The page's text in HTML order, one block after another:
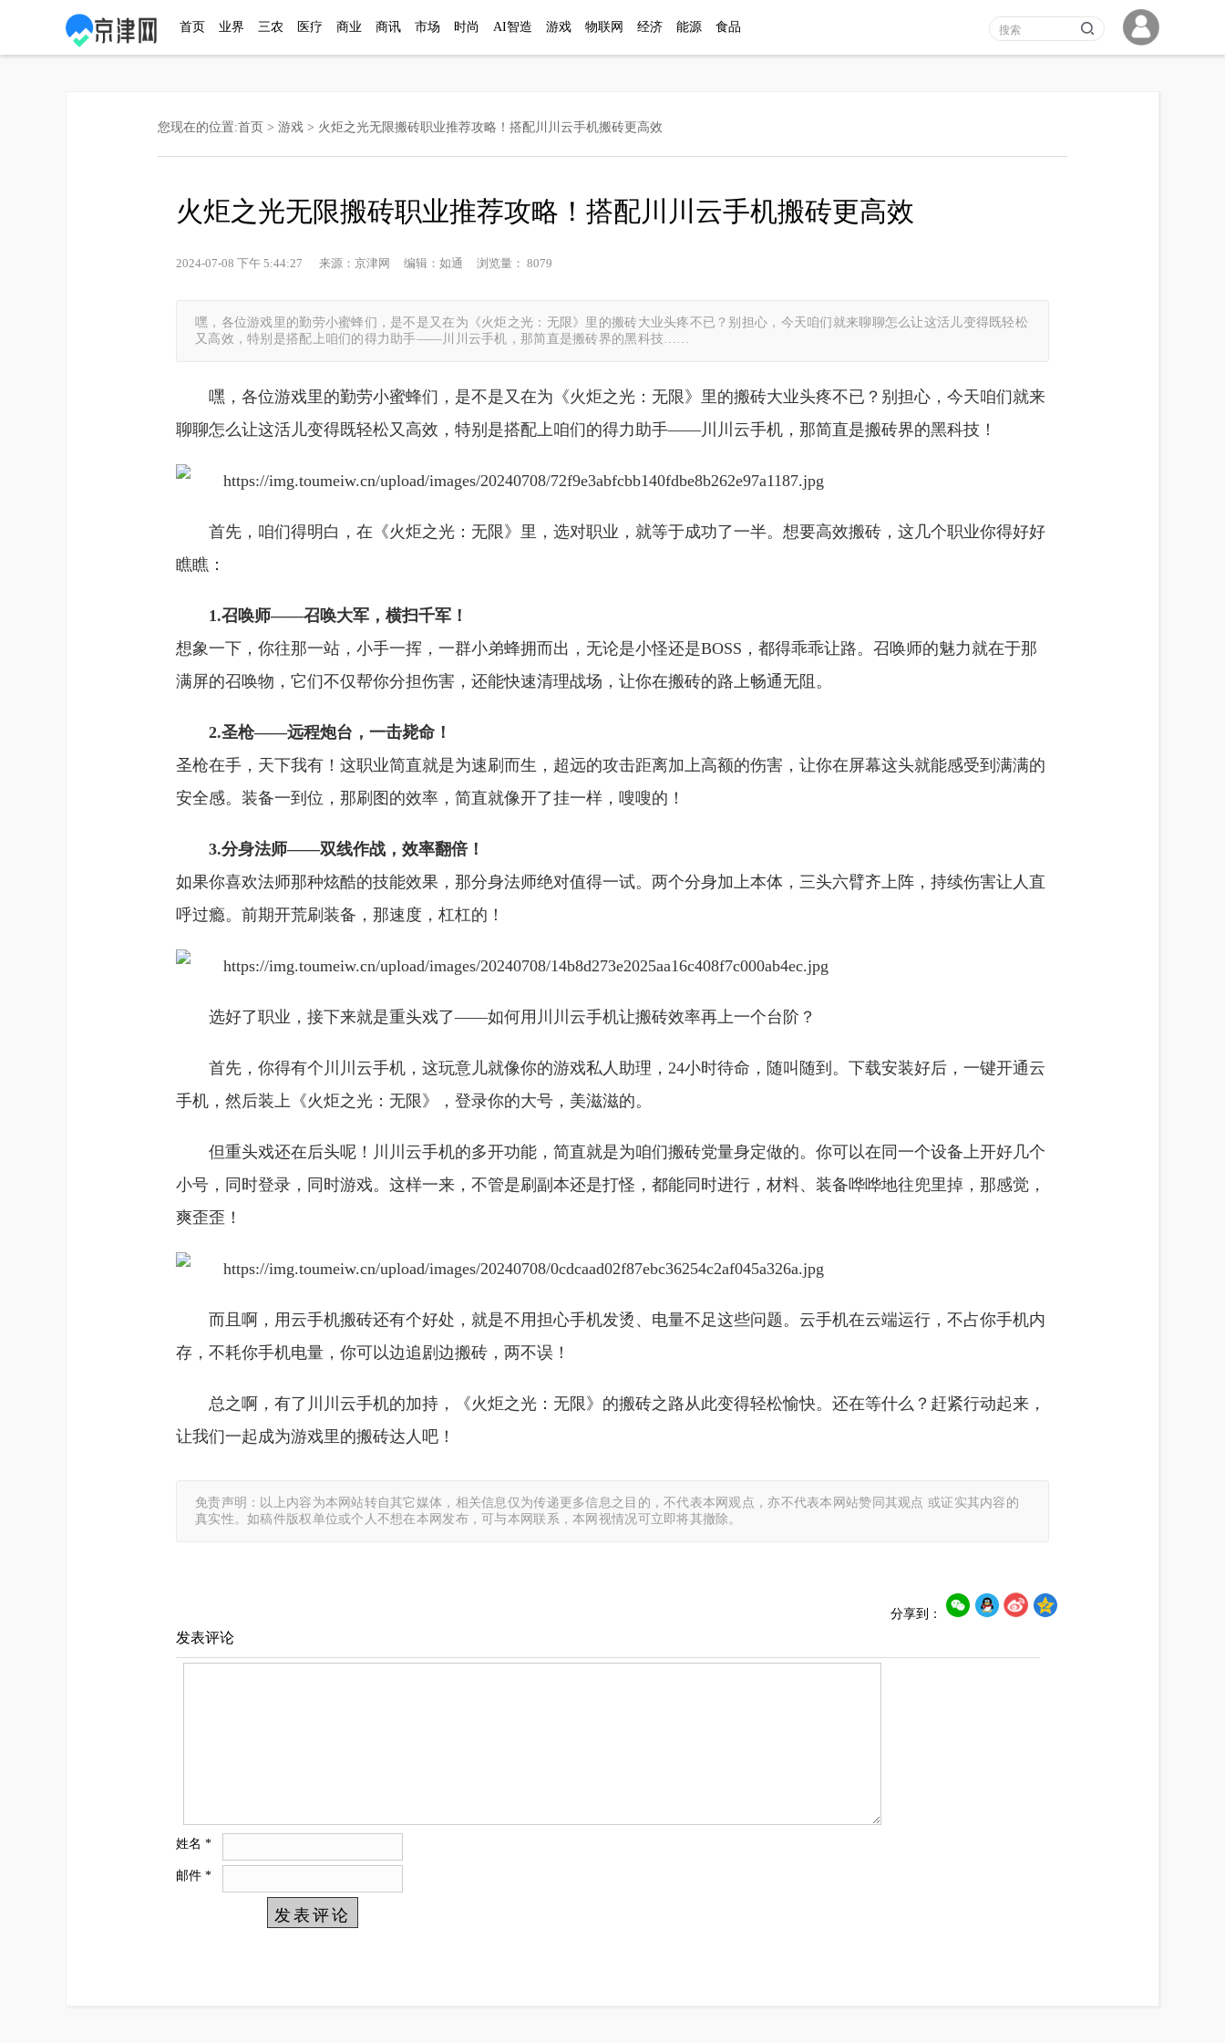
首页 业界 三农 医疗 商业 商讯 市场 时尚 AI智造 游戏 物联网 经济 能源 食品
您现在的位置:首页 > 游戏 > 火炬之光无限搬砖职业推荐攻略！搭配川川云手机搬砖更高效
火炬之光无限搬砖职业推荐攻略！搭配川川云手机搬砖更高效
2024-07-08 下午 5:44:27 来源：京津网 编辑：如通 浏览量： 8079
嘿，各位游戏里的勤劳小蜜蜂们，是不是又在为《火炬之光：无限》里的搬砖大业头疼不已？别担心，今天咱们就来聊聊怎么让这活儿变得既轻松
又高效，特别是搭配上咱们的得力助手——川川云手机，那简直是搬砖界的黑科技……
嘿，各位游戏里的勤劳小蜜蜂们，是不是又在为《火炬之光：无限》里的搬砖大业头疼不已？别担心，今天咱们就来
聊聊怎么让这活儿变得既轻松又高效，特别是搭配上咱们的得力助手——川川云手机，那简直是搬砖界的黑科技！
首先，咱们得明白，在《火炬之光：无限》里，选对职业，就等于成功了一半。想要高效搬砖，这几个职业你得好好
瞧瞧：
1.召唤师——召唤大军，横扫千军！
想象一下，你往那一站，小手一挥，一群小弟蜂拥而出，无论是小怪还是BOSS，都得乖乖让路。召唤师的魅力就在于那
满屏的召唤物，它们不仅帮你分担伤害，还能快速清理战场，让你在搬砖的路上畅通无阻。
2.圣枪——远程炮台，一击毙命！
圣枪在手，天下我有！这职业简直就是为速刷而生，超远的攻击距离加上高额的伤害，让你在屏幕这头就能感受到满满的
安全感。装备一到位，那刷图的效率，简直就像开了挂一样，嗖嗖的！
3.分身法师——双线作战，效率翻倍！
如果你喜欢法师那种炫酷的技能效果，那分身法师绝对值得一试。两个分身加上本体，三头六臂齐上阵，持续伤害让人直
呼过瘾。前期开荒刷装备，那速度，杠杠的！
选好了职业，接下来就是重头戏了——如何用川川云手机让搬砖效率再上一个台阶？
首先，你得有个川川云手机，这玩意儿就像你的游戏私人助理，24小时待命，随叫随到。下载安装好后，一键开通云
手机，然后装上《火炬之光：无限》，登录你的大号，美滋滋的。
但重头戏还在后头呢！川川云手机的多开功能，简直就是为咱们搬砖党量身定做的。你可以在同一个设备上开好几个
小号，同时登录，同时游戏。这样一来，不管是刷副本还是打怪，都能同时进行，材料、装备哗哗地往兜里掉，那感觉，
爽歪歪！
而且啊，用云手机搬砖还有个好处，就是不用担心手机发烫、电量不足这些问题。云手机在云端运行，不占你手机内
存，不耗你手机电量，你可以边追剧边搬砖，两不误！
总之啊，有了川川云手机的加持，《火炬之光：无限》的搬砖之路从此变得轻松愉快。还在等什么？赶紧行动起来，
让我们一起成为游戏里的搬砖达人吧！
免责声明：以上内容为本网站转自其它媒体，相关信息仅为传递更多信息之目的，不代表本网观点，亦不代表本网站赞同其观点 或证实其内容的
真实性。如稿件版权单位或个人不想在本网发布，可与本网联系，本网视情况可立即将其撤除。
分享到：
发表评论
姓名 *
邮件 *